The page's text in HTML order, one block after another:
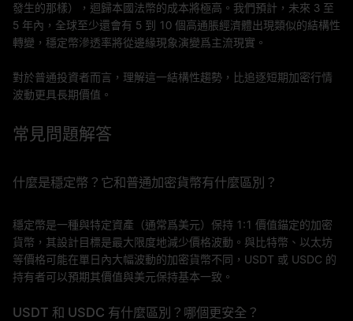
發生的那樣），迴歸本國法幣的成本將極高。我們預計，未來 3 至
5 年內，全球至少還會有 5 到 10 個高通脹經濟體出現類似的結構性
轉變，穩定幣滲透率將從邊緣現象演變爲主流現實。
對於普通投資者而言，理解這一結構性趨勢，比追逐短期加密行情
波動更具長期價值。
常見問題解答
什麼是穩定幣？它和普通加密貨幣有什麼區別？
穩定幣是一種與特定資產（通常爲美元）保持 1:1 價值錨定的加密
貨幣，其設計目標是最大限度地減少價格波動。與比特幣、以太坊
等價格可能在單日內大幅波動的加密貨幣不同，USDT 或 USDC 的
持有者可以預期其價值與美元保持基本一致。
USDT 和 USDC 有什麼區別？哪個更安全？